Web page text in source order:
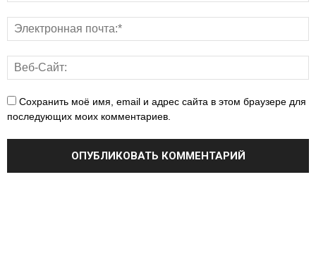
Сохранить моё имя, email и адрес сайта в этом браузере для
последующих моих комментариев.